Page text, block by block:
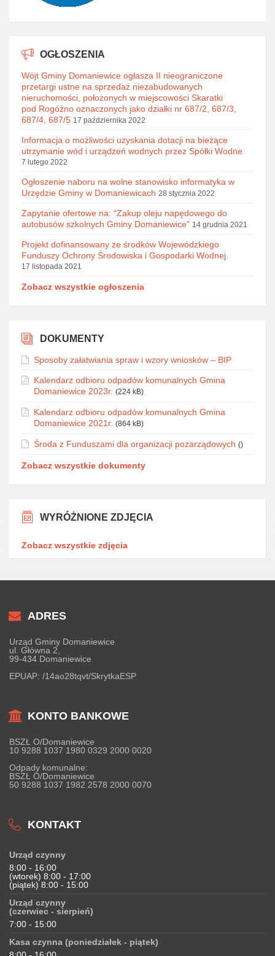
OGŁOSZENIA
Wójt Gminy Domaniewice ogłasza II nieograniczone
przetargi ustne na sprzedaż niezabudowanych
nieruchomości, położonych w miejscowości Skaratki
pod Rogóźno oznaczonych jako działki nr 687/2, 687/3,
687/4, 687/5 17 października 2022
Informacja o możliwości uzyskania dotacji na bieżące
utrzymanie wód i urządzeń wodnych przez Spółki Wodne
7 lutego 2022
Ogłoszenie naboru na wolne stanowisko informatyka w
Urzędzie Gminy w Domaniewicach 28 stycznia 2022
Zapytanie ofertowe na: “Zakup oleju napędowego do
autobusów szkolnych Gminy Domaniewice” 14 grudnia 2021
Projekt dofinansowany ze środków Wojewódzkiego
Funduszy Ochrony Środowiska i Gospodarki Wodnej.
17 listopada 2021
Zobacz wszystkie ogłoszenia
DOKUMENTY
Sposoby załatwiania spraw i wzory wniosków – BIP
Kalendarz odbioru odpadów komunalnych Gmina
Domaniewice 2023r. (224 kB)
Kalendarz odbioru odpadów komunalnych Gmina
Domaniewice 2021r. (864 kB)
Środa z Funduszami dla organizacji pozarządowych ()
Zobacz wszystkie dokumenty
WYRÓŻNIONE ZDJĘCIA
Zobacz wszystkie zdjęcia
ADRES
Urząd Gminy Domaniewice
ul. Główna 2,
99-434 Domaniewice
EPUAP: /14ao28tqvt/SkrytkaESP
KONTO BANKOWE
BSZŁ O/Domaniewice
10 9288 1037 1980 0329 2000 0020
Odpady komunalne:
BSZŁ O/Domaniewice
50 9288 1037 1982 2578 2000 0070
KONTAKT
Urząd czynny
8:00 - 16:00
(wtorek) 8:00 - 17:00
(piątek) 8:00 - 15:00
Urząd czynny
(czerwiec - sierpień)
7:00 - 15:00
Kasa czynna (poniedziałek - piątek)